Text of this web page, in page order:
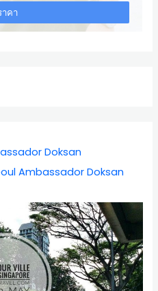
Ambassador Doksan